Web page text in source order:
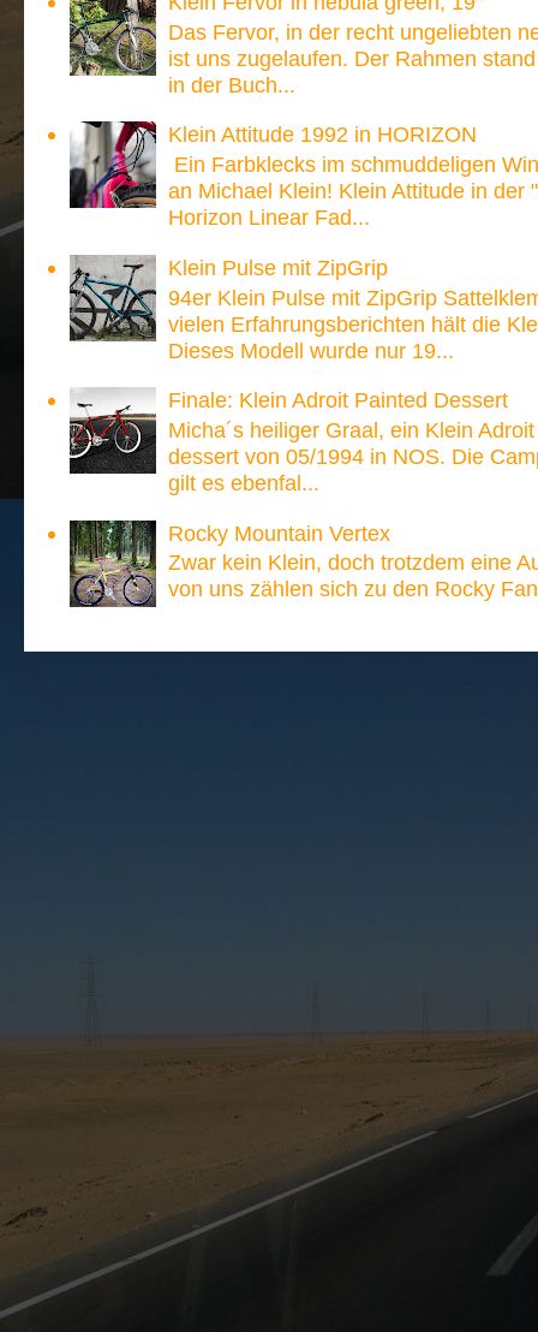
Das Fervor, in der recht ungeliebten
ist uns zugelaufen. Der Rahmen
in der Buch...
Klein Attitude 1992 in HORIZON
Ein Farbklecks im schmuddeligen
an Michael Klein! Klein Attitude in der
Horizon Linear Fad...
Klein Pulse mit ZipGrip
94er Klein Pulse mit ZipGrip
vielen Erfahrungsberichten hält die
Dieses Modell wurde nur 19...
Finale: Klein Adroit Painted Dessert
Micha´s heiliger Graal, ein Klein
dessert von 05/1994 in NOS. Die
gilt es ebenfal...
Rocky Mountain Vertex
Zwar kein Klein, doch trotzdem eine
von uns zählen sich zu den Rocky